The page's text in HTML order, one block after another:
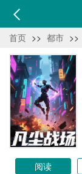
首页 >> 都市 >>
阅读